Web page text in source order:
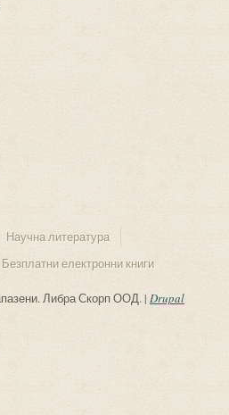
Научна литература
Безплатни електронни книги
Либра Скорп ООД. | Drupal